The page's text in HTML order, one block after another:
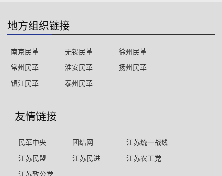
地方组织链接
南京民革 无锡民革
徐州民革
常州民革
淮安民革
扬州民革
镇江民革
泰州民革
友情链接
民革中央 团结网
江苏统一战线
江苏民盟
江苏民进
江苏农工党
江苏致公党